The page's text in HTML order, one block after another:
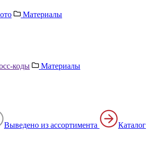
Материалы
коды Материалы
Выведено из ассортимента Каталог